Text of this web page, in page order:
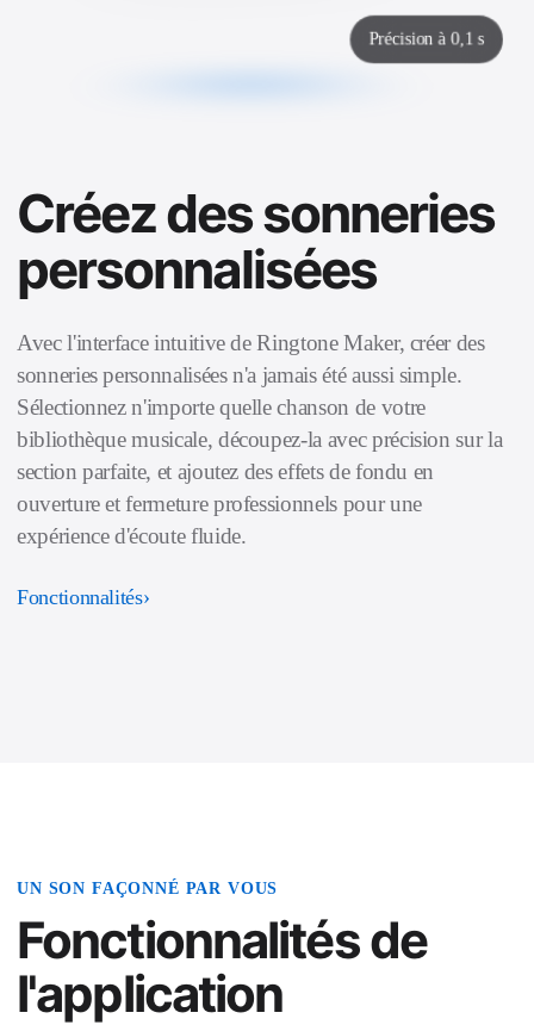
Précision à 0,1 s
Créez des sonneries
personnalisées
Avec l'interface intuitive de Ringtone Maker, créer des
sonneries personnalisées n'a jamais été aussi simple.
Sélectionnez n'importe quelle chanson de votre
bibliothèque musicale, découpez-la avec précision sur la
section parfaite, et ajoutez des effets de fondu en
ouverture et fermeture professionnels pour une
expérience d'écoute fluide.
Fonctionnalités›
UN SON FAÇONNÉ PAR VOUS
Fonctionnalités de
l'application